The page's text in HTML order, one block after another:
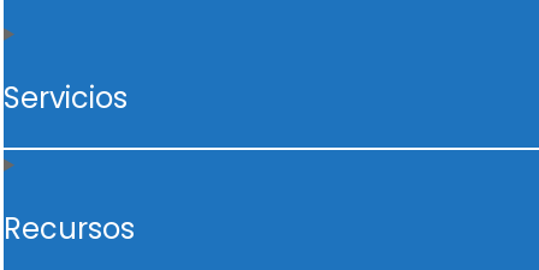
Servicios
Recursos